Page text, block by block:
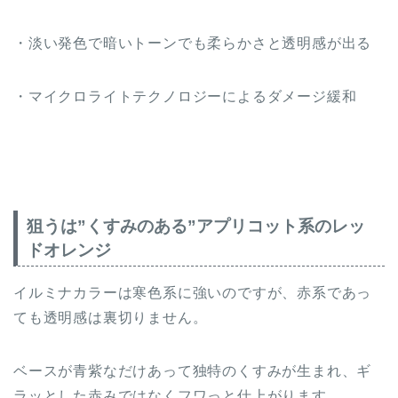
・淡い発色で暗いトーンでも柔らかさと透明感が出る
・マイクロライトテクノロジーによるダメージ緩和
狙うは”くすみのある”アプリコット系のレッ
ドオレンジ
イルミナカラーは寒色系に強いのですが、赤系であっ
ても透明感は裏切りません。
ベースが青紫なだけあって独特のくすみが生まれ、ギ